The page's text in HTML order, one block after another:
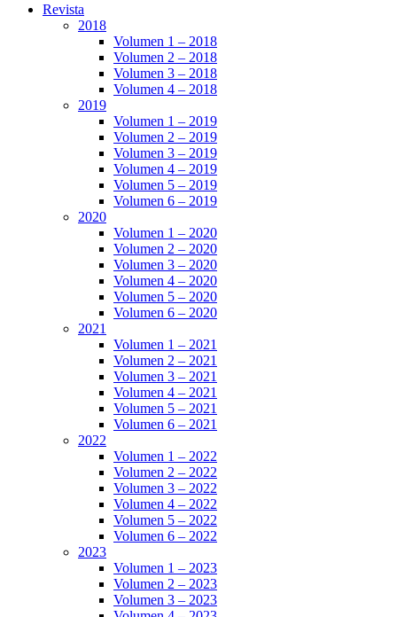
Revista
2018
Volumen 1 – 2018
Volumen 2 – 2018
Volumen 3 – 2018
Volumen 4 – 2018
2019
Volumen 1 – 2019
Volumen 2 – 2019
Volumen 3 – 2019
Volumen 4 – 2019
Volumen 5 – 2019
Volumen 6 – 2019
2020
Volumen 1 – 2020
Volumen 2 – 2020
Volumen 3 – 2020
Volumen 4 – 2020
Volumen 5 – 2020
Volumen 6 – 2020
2021
Volumen 1 – 2021
Volumen 2 – 2021
Volumen 3 – 2021
Volumen 4 – 2021
Volumen 5 – 2021
Volumen 6 – 2021
2022
Volumen 1 – 2022
Volumen 2 – 2022
Volumen 3 – 2022
Volumen 4 – 2022
Volumen 5 – 2022
Volumen 6 – 2022
2023
Volumen 1 – 2023
Volumen 2 – 2023
Volumen 3 – 2023